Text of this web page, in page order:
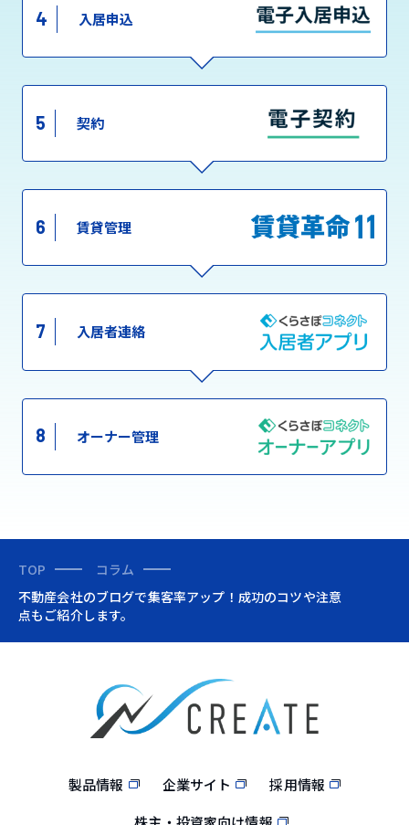
4 入居申込
5 契約
6 賃貸管理
7 入居者連絡
8 オーナー管理
TOP
コラム
不動産会社のブログで集客率アップ！成功のコツや注意
点もご紹介します。
製品情報 企業サイト
採用情報